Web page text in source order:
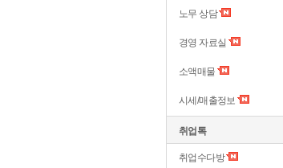
노무 상담
경영 자료실
소액매물
시세/매출정보
취업톡
취업수다방